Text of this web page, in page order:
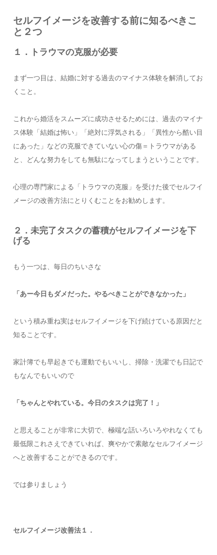
セルフイメージを改善する前に知るべきこ
と２つ
１．トラウマの克服が必要
まず一つ目は、結婚に対する過去のマイナス体験を解消してお
くこと。
これから婚活をスムーズに成功させるためには、過去のマイナ
ス体験「結婚は怖い」「絶対に浮気される」「異性から酷い目
にあった」などの克服できていない心の傷＝トラウマがある
と、どんな努力をしても無駄になってしまうということです。
心理の専門家による「トラウマの克服」を受けた後でセルフイ
メージの改善方法にとりくむことをお勧めします。
２．未完了タスクの蓄積がセルフイメージを下
げる
もう一つは、毎日のちいさな
「あー今日もダメだった。やるべきことができなかった」
という積み重ね実はセルフイメージを下げ続けている原因だと
知ることです。
家計簿でも早起きでも運動でもいいし、掃除・洗濯でも日記で
もなんでもいいので
「ちゃんとやれている。今日のタスクは完了！」
と思えることが非常に大切で、極端な話いろいろやれなくても
最低限これさえできていれば、爽やかで素敵なセルフイメージ
へと改善することができるのです。
では参りましょう
セルフイメージ改善法１．